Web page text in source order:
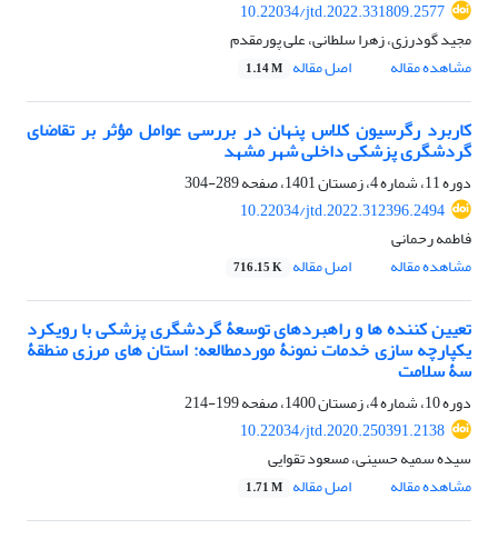
10.22034/jtd.2022.331809.2577
مجید گودرزی، زهرا سلطانی، علی پورمقدم
مشاهده مقاله
اصل مقاله 1.14 M
کاربرد رگرسیون کلاس پنهان در بررسی عوامل مؤثر بر تقاضای
گردشگری پزشکی داخلی شهر مشهد
دوره 11، شماره 4، زمستان 1401، صفحه
289-304
10.22034/jtd.2022.312396.2494
فاطمه رحمانی
مشاهده مقاله
اصل مقاله 716.15 K
تعیین ‏کننده ‏ها و راهبردهای توسعۀ گردشگری پزشکی با رویکرد
یکپارچه ‏سازی خدمات نمونۀ موردمطالعه: استان‏ های مرزی منطقۀ
سۀ سلامت
دوره 10، شماره 4، زمستان 1400، صفحه
199-214
10.22034/jtd.2020.250391.2138
سیده سمیه حسینی، مسعود تقوایی
مشاهده مقاله
اصل مقاله 1.71 M